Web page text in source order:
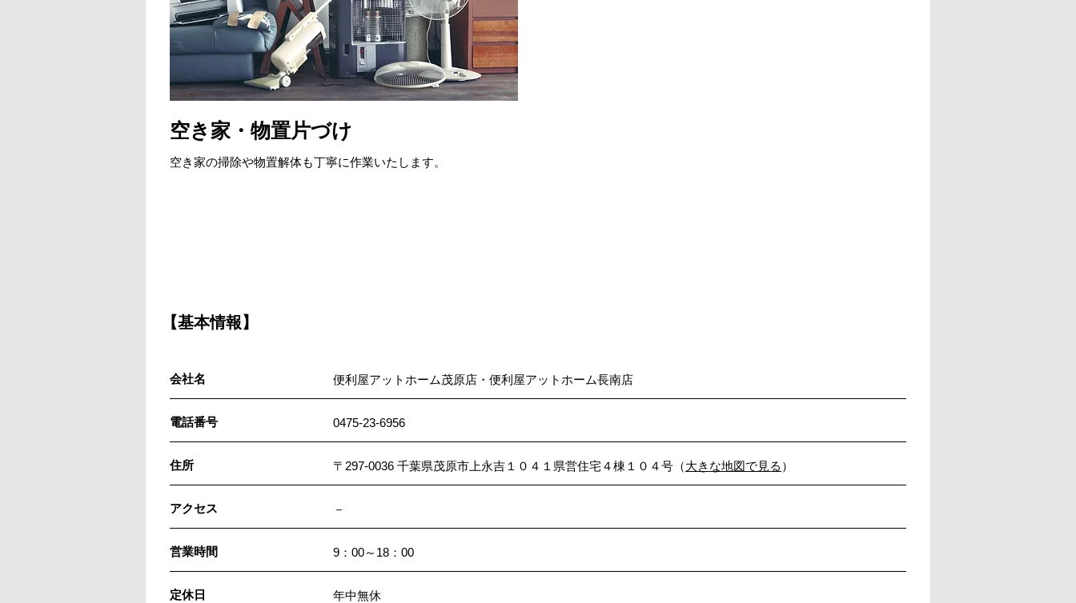
空き家・物置片づけ
空き家の掃除や物置解体も丁寧に作業いたします。
【基本情報】
会社名 便利屋アットホーム茂原店・便利屋アットホーム長南店
電話番号 0475-23-6956
住所 〒297-0036 千葉県茂原市上永吉１０４１県営住宅４棟１０４号（大きな地図で見る ）
アクセス －
営業時間 9：00～18：00
定休日 年中無休